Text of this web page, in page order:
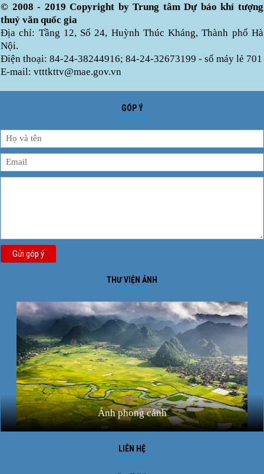
© 2008 - 2019 Copyright by Trung tâm Dự báo khí tượng
thuỷ văn quốc gia
Địa chỉ: Tầng 12, Số 24, Huỳnh Thúc Kháng, Thành phố Hà
Nội.
Điện thoại: 84-24-38244916; 84-24-32673199 - số máy lẻ 701
E-mail: vtttkttv@mae.gov.vn
GÓP Ý
Gửi góp ý
THƯ VIỆN ẢNH
Ảnh phong cảnh
LIÊN HỆ